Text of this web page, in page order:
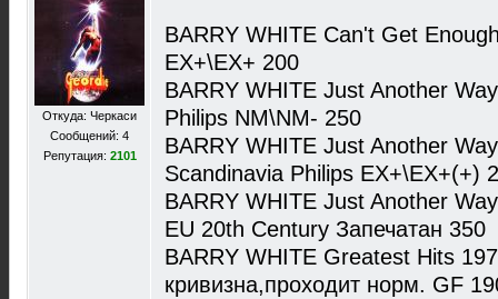
Откуда: Черкаси
Сообщений: 4
Репутация: 2101
BARRY WHITE Can't Get
EX+\EX+ 200
BARRY WHITE Just Another
Philips NM\NM- 250
BARRY WHITE Just Another
Scandinavia Philips EX+\EX+(+)
BARRY WHITE Just Another
EU 20th Century Запечатан 350
BARRY WHITE Greatest Hits
кривизна,проходит норм. GF